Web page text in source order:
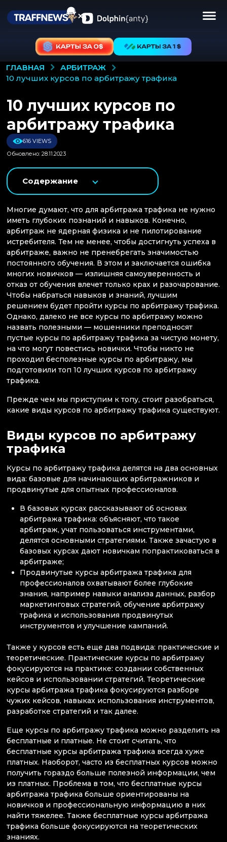
ГЛАВНАЯ
АРБИТРАЖ
10 лучших курсов по арбитражу трафика
10 лучших курсов по
арбитражу трафика
616 VIEWS
Обновлено: 28.11.2023
Содержание
Многие думают, что для арбитража трафика не нужно
иметь глубоких познаний и навыков. Конечно,
арбитраж не ядерная физика и не пилотирование
истребителя. Тем не менее, чтобы достигнуть успеха в
арбитраже, важно не пренебрегать значимостью
постоянного обучения. В этом и заключается ошибка
многих новичков — излишняя самоуверенность и
отказ от обучения влечет только крах и разочарование.
Чтобы набраться навыков и знаний, лучшим
решением будет пройти курсы по арбитражу трафика.
Однако, далеко не все курсы по арбитражу можно
назвать полезными — мошенники преподносят
пустые курсы по арбитражу трафика за чистую монету,
на что могут повестись новички. Чтобы никто не
проходил бесполезные курсы по арбитражу, мы
подготовили топ 10 лучших курсов по арбитражу
трафика.
Прежде чем мы приступим к топу, стоит разобраться,
какие виды курсов по арбитражу трафика существуют.
Виды курсов по арбитражу
трафика
Курсы по арбитражу трафика делятся на два основных
вида: базовые для начинающих арбитражников и
продвинутые для опытных профессионалов.
В базовых курсах рассказывают об основах
арбитража трафика: объясняют, что такое
арбитраж, учат пользоваться инструментами,
делятся основными стратегиями. Также зачастую в
базовых курсах дают новичкам попрактиковаться в
арбитраже;
Продвинутые курсы арбитража трафика для
профессионалов охватывают более глубокие
знания, например навыки анализа данных, разбор
маркетинговых стратегий, обучение арбитражу
трафика и использования продвинутых
инструментов и улучшение кампаний.
Также у курсов есть еще два подвида: практические и
теоретические. Практические курсы по арбитражу
фокусируются на практике: создании собственных
кейсов и использовании стратегий. Теоретические
курсы арбитража трафика фокусируются разборе
чужих кейсов, навыках использования инструментов,
разработке стратегий и так далее.
Еще курсы по арбитражу трафика можно разделить на
бесплатные и платные. Не стоит считать, что
бесплатные курсы арбитража трафика всегда хуже
платных. Наоборот, часто из бесплатных курсов можно
получить гораздо больше полезной информации, чем
из платных. Проблема в том, что бесплатные курсы
арбитража трафика больше ориентированы на
новичков и профессиональную информацию в них
найти тяжелее. Также бесплатные курсы арбитража
трафика больше фокусируются на теоретических
знаниях.